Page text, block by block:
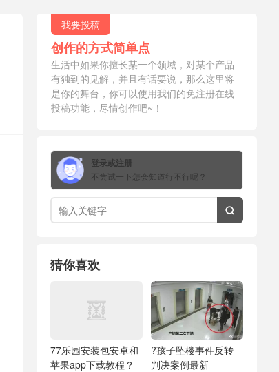
我要投稿
创作的方式简单点
生活中如果你擅长某一个领域，对某个产品
有独到的见解，并且有话要说，那么这里将
是你的舞台，你可以使用我们的免注册在线
投稿功能，尽情创作吧~！
登录或注册
不尝试一下怎会知道行不行呢？

猜你喜欢
77乐园安装包安卓和
苹果app下载教程？
?孩子坠楼事件反转
判决案例最新